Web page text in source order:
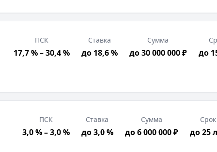
в РФ, Подтверждение дохода, Возраст от 21 лет
ПСК
17,7 % – 30,4 %
Ставка
до 18,6 %
Сумма
до 30 000 000 ₽ до
ПСК
3,0 % – 3,0 %
Ставка
до 3,0 %
Сумма
до 6 000 000 ₽
Срок
до 25